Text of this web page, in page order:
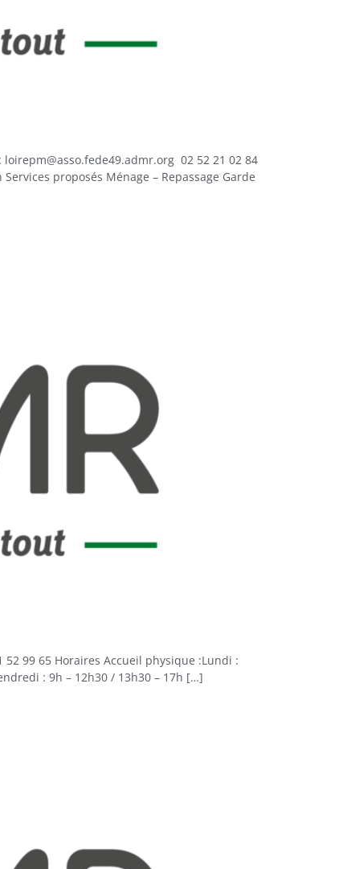
: loirepm@asso.fede49.admr.org 02 52 21 02 84
proposés Ménage – Repassage Garde
52 99 65 Horaires Accueil physique :Lundi :
: 9h – 12h30 / 13h30 – 17h […]